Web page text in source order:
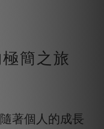
簡之旅
著個人的成長